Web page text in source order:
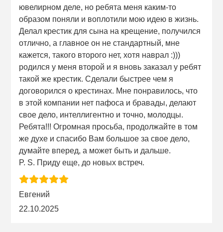
ювелирном деле, но ребята меня каким-то
образом поняли и воплотили мою идею в жизнь.
Делал крестик для сына на крещение, получился
отлично, а главное он не стандартный, мне
кажется, такого второго нет, хотя наврал :)))
родился у меня второй и я вновь заказал у ребят
такой же крестик. Сделали быстрее чем я
договорился о крестинах. Мне понравилось, что
в этой компании нет пафоса и бравады, делают
свое дело, интеллигентно и точно, молодцы.
Ребята!!! Огромная просьба, продолжайте в том
же духе и спасибо Вам большое за свое дело,
думайте вперед, а может быть и дальше.
P. S. Приду еще, до новых встреч.
Евгений
22.10.2025